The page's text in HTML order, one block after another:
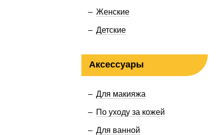
Женские
Детские
Аксессуары
Для макияжа
По уходу за кожей
Для ванной